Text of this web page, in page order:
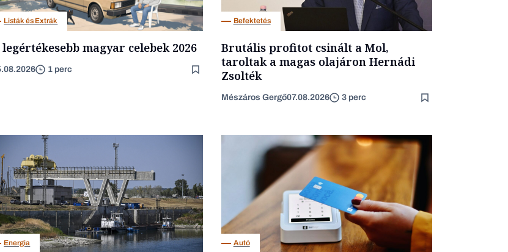
Listák és Extrák
legértékesebb magyar celebek 2026
1 perc
Befektetés
Brutális profitot csinált a Mol,
taroltak a magas olajáron Hernádi
Zsolték
Mészáros Gergő07.08.2026 3 perc
Energia Autó